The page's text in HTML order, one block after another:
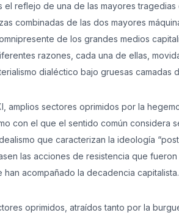
reflejo de una de las mayores
combinadas de las dos mayores
de los grandes medios
razones, cada una de ellas,
dialéctico bajo gruesas camadas
amplios sectores oprimidos por la
con el que el sentido común considera
que caracterizan la ideología
las acciones de resistencia que
acompañado la decadencia capitalista.
oprimidos, atraídos tanto por la